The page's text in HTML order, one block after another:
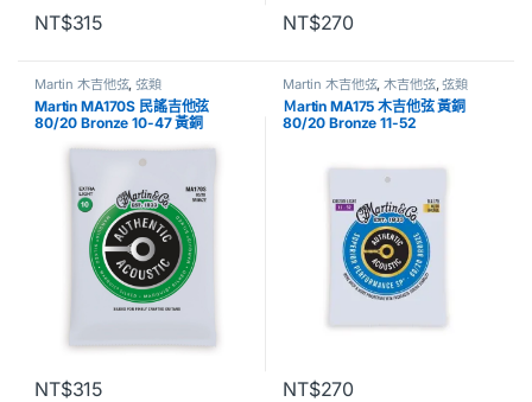
NT$315 NT$270
Martin 木吉他弦,弦類
Martin MA170S 民謠吉他弦
80/20 Bronze 10-47 黃銅
NT$315
Martin 木吉他弦,木吉他弦,弦類
Ｍartin MA175 木吉他弦 黃銅
80/20 Bronze 11-52
NT$270